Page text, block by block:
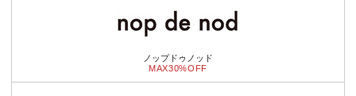
ノップドゥノッド
MAX30%OFF